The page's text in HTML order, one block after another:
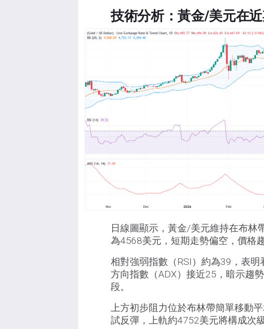
技術分析：黃金/美元在
日線圖顯示，黃金/美元維持在布林
為4568美元，短期走勢偏空，價格
相對強弱指數（RSI）約為39，表
方向指數（ADX）接近25，暗示趨
段。
上方初步阻力位於布林帶簡單移動
試反彈，上軌約4752美元將構成次級